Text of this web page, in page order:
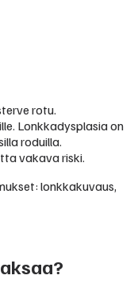
rotu.
Lonkkadysplasia on
roduilla.
vakava riski.
lonkkakuvaus,